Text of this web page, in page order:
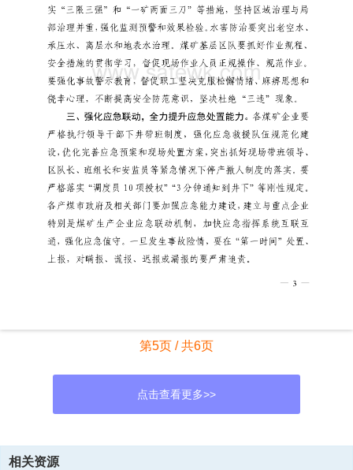
第5页 / 共6页
点击查看更多>>
资源描述
相关资源